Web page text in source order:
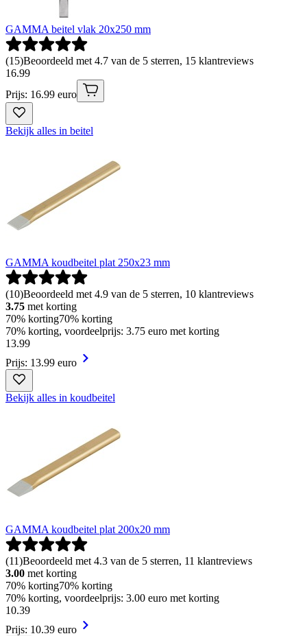
GAMMA beitel vlak 20x250 mm
(15)Beoordeeld met 4.7 van de 5 sterren, 15 klantreviews
16.99
Prijs: 16.99 euro
Bekijk alles in beitel
GAMMA koudbeitel plat 250x23 mm
(10)Beoordeeld met 4.9 van de 5 sterren, 10 klantreviews
3.75 met korting
70% korting70% korting
70% korting, voordeelprijs: 3.75 euro met korting
13.99
Prijs: 13.99 euro
Bekijk alles in koudbeitel
GAMMA koudbeitel plat 200x20 mm
(11)Beoordeeld met 4.3 van de 5 sterren, 11 klantreviews
3.00 met korting
70% korting70% korting
70% korting, voordeelprijs: 3.00 euro met korting
10.39
Prijs: 10.39 euro